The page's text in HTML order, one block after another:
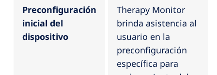
Preconfiguración
inicial del
dispositivo
Therapy Monitor
brinda asistencia al
usuario en la
preconfiguración
específica para